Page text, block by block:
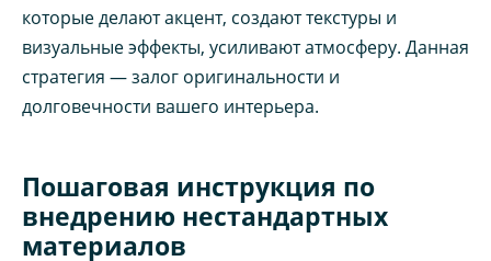
которые делают акцент, создают текстуры и
визуальные эффекты, усиливают атмосферу. Данная
стратегия — залог оригинальности и
долговечности вашего интерьера.
Пошаговая инструкция по
внедрению нестандартных
материалов